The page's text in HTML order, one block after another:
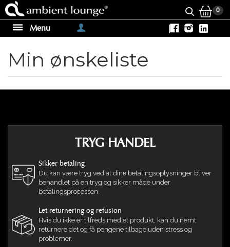
0
Menu
Min ønskeliste
TRYG HANDEL
Sikker betaling
Du kan være tryg ved at dine betalingsoplysninger bliver
behandlet på en tryg og sikker måde under
betalingsprocessen.
Let returnering og refusion
Hvis du ikke er tilfreds med et produkt, kan du nemt
returnere det og få pengene tilbage uden stress og
problemer.